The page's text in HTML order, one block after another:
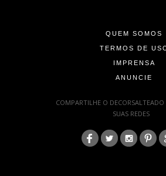
QUEM SOMOS
TERMOS DE
IMPRENSA
ANUNCIE
COMPARTILHE O
SUAS REDES